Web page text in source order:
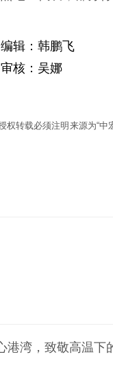
编辑：韩鹏飞
审核：吴娜
权转载必须注明来源为“中
湾，致敬高温下